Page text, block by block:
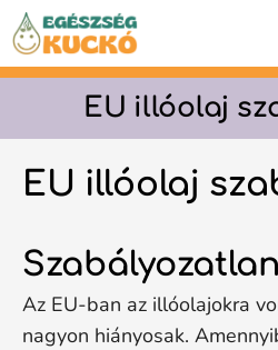
Kilépés
tartalomba
EU illóolaj
EU illóolaj
Az EU-ban az illóolajokra
nagyon hiányosak.